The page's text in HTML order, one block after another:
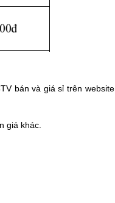
bán và giá sỉ trên website
giá khác.